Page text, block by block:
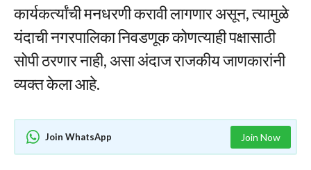
कार्यकर्त्यांची मनधरणी करावी लागणार असून, त्यामुळे
यंदाची नगरपालिका निवडणूक कोणत्याही पक्षासाठी
सोपी ठरणार नाही, असा अंदाज राजकीय जाणकारांनी
व्यक्त केला आहे.
Join WhatsApp Join Now